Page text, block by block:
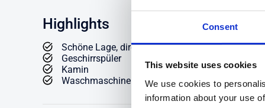
Consent
This website uses cookies
We use cookies to
information about your use
geräumiges Esszimmer mit Kamin und eine
Verbrennungstoilette.
Das Haus liegt etwas erhöht und bietet einen
können Sie wunderbar den Tag genießen. Neben
mit dem hauseigenen Ruderboot zum Angeln auf
Highlights
Schöne Lage, direkt am Bade- und Angelsee!
Geschirrspüler
Kamin
Waschmaschine und Trockner